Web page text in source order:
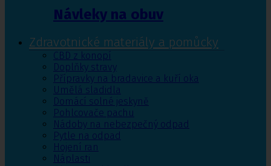
Návleky na obuv
Zdravotnické materiály a pomůcky
CBD z konopí
Doplňky stravy
Přípravky na bradavice a kuří oka
Umělá sladidla
Domácí solné jeskyně
Pohlcovače pachu
Nádoby na nebezpečný odpad
Pytle na odpad
Hojení ran
Náplasti